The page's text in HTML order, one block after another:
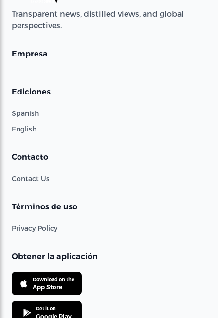
Transparent news, distilled views, and global
perspectives.
Empresa
Ediciones
Spanish
English
Contacto
Contact Us
Términos de uso
Privacy Policy
Obtener la aplicación
Download on the
App Store
Get it on
Google Play